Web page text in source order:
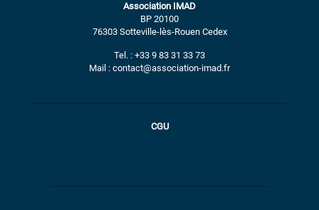
Association IMAD
BP 20100
76303 Sotteville-lès-Rouen Cedex
Tel. : +33 9 83 31 33 73
Mail : contact@association-imad.fr
CGU